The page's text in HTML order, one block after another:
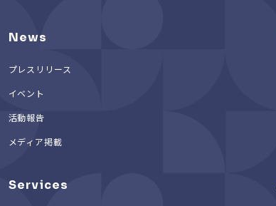
News
プレスリリース
イベント
活動報告
メディア掲載
Services